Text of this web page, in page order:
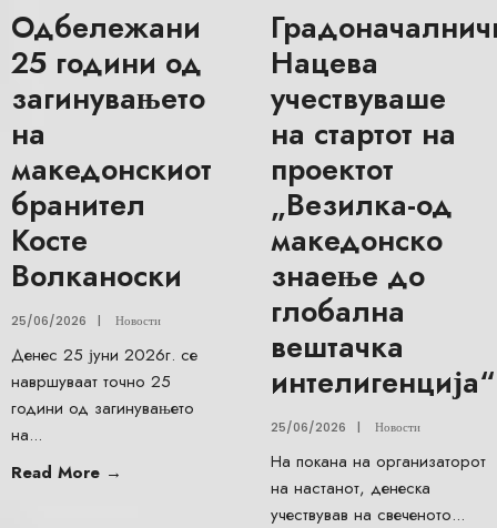
Одбележани
25 години од
загинувањето
на
македонскиот
бранител
Косте
Волканоски
25/06/2026 | Новости
Денес 25 јуни 2026г. се
навршуваат точно 25
години од загинувањето
на...
Read More →
Нацева
учествуваше
на стартот на
проектот
„Везилка-од
македонско
знаење до
глобална
вештачка
интелигенција“
25/06/2026 | Новости
На покана на организаторот
на настанот, денеска
учествував на свеченото...